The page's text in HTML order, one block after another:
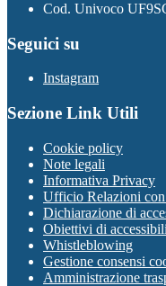
Cod. Univoco
Seguici su
Instagram
Sezione Link Utili
Cookie policy
Note legali
Informativa Privacy
Ufficio Relazioni
Dichiarazione di
Obiettivi di
Whistleblowing
Gestione consensi
Amministrazione